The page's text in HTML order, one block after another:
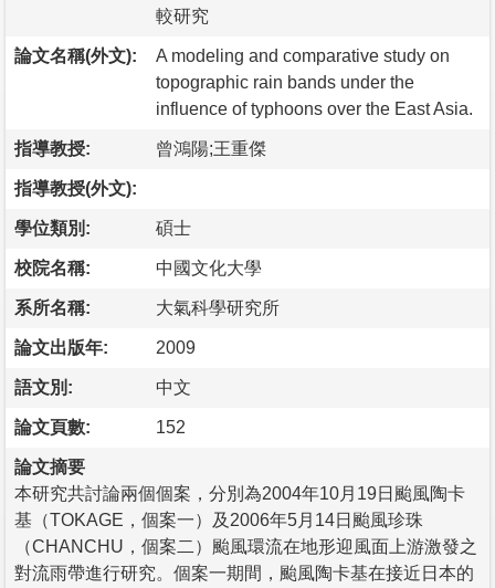
較研究
論文名稱(外文):
A modeling and comparative study on
topographic rain bands under the
influence of typhoons over the East Asia.
指導教授: 曾鴻陽;王重傑
指導教授(外文):
學位類別: 碩士
校院名稱: 中國文化大學
系所名稱: 大氣科學研究所
論文出版年: 2009
語文別: 中文
論文頁數: 152
論文摘要
本研究共討論兩個個案，分別為2004年10月19日颱風陶卡
基（TOKAGE，個案一）及2006年5月14日颱風珍珠
（CHANCHU，個案二）颱風環流在地形迎風面上游激發之
對流雨帶進行研究。個案一期間，颱風陶卡基在接近日本的